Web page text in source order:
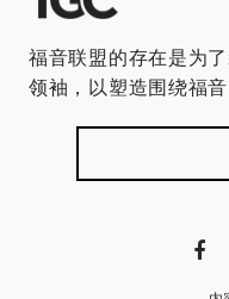
福音联盟的存在是为
领袖，以塑造围绕福音